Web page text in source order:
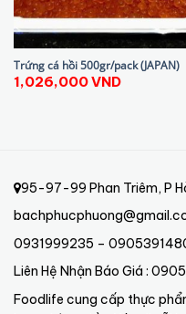
Trứng cá hồi 500gr/pack (JAPAN)
1,026,000VND
95-97-99 Phan Triêm, P
0931999235 –
Liên Hệ Nhận Báo Giá :
Foodlife cung cấp thực